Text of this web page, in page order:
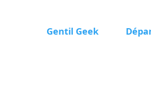
Gentil Geek